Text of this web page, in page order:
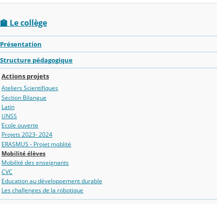
🏫 Le collège
Présentation
Structure pédagogique
Actions projets
Ateliers Scientifiques
Section Bilangue
Latin
UNSS
Ecole ouverte
Projets 2023- 2024
ERASMUS - Projet moblité
Mobilité élèves
Mobilité des enseignants
CVC
Education au développement durable
Les challenges de la robotique